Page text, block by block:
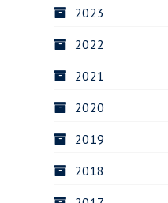
2023
2022
2021
2020
2019
2018